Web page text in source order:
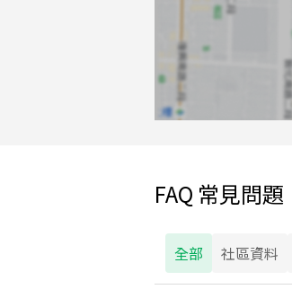
FAQ 常見問題
全部 社區資料